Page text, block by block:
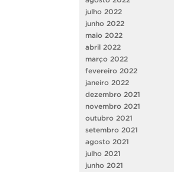
julho 2022
junho 2022
maio 2022
abril 2022
março 2022
fevereiro 2022
janeiro 2022
dezembro 2021
novembro 2021
outubro 2021
setembro 2021
agosto 2021
julho 2021
junho 2021